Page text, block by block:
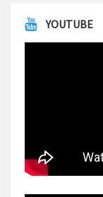
YOUTUBE